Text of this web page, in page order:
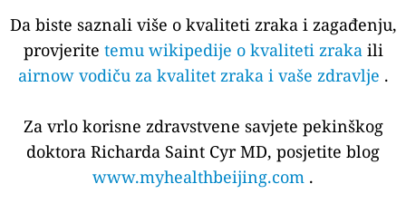
Da biste saznali više o kvaliteti zraka i zagađenju,
provjerite temu wikipedije o kvaliteti zrakaili
airnow vodiču za kvalitet zraka i vaše zdravlje .
Za vrlo korisne zdravstvene savjete pekinškog
doktora Richarda Saint Cyr MD, posjetite blog
www.myhealthbeijing.com .